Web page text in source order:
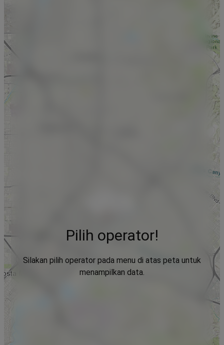
Pilih operator!
Silakan pilih operator pada menu di atas peta untuk
menampilkan data.